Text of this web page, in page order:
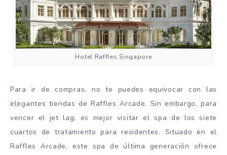
Hotel Raffles Singapore
Para ir de compras, no te puedes equivocar con las
elegantes tiendas de Raffles Arcade. Sin embargo, para
vencer el jet lag, es mejor visitar el spa de los siete
cuartos de tratamiento para residentes. Situado en el
Raffles Arcade, este spa de última generación ofrece